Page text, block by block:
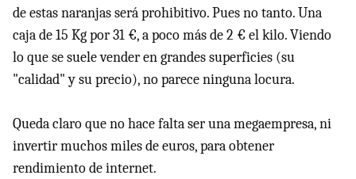
de estas naranjas será prohibitivo. Pues no tanto. Una
caja de 15 Kg por 31 €, a poco más de 2 € el kilo. Viendo
lo que se suele vender en grandes superficies (su
"calidad" y su precio), no parece ninguna locura.
Queda claro que no hace falta ser una megaempresa, ni
invertir muchos miles de euros, para obtener
rendimiento de internet.